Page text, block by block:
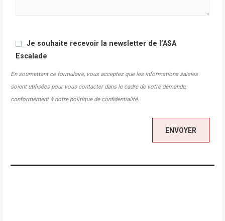
Je souhaite recevoir la newsletter de l’ASA
Escalade
En soumettant ce formulaire, vous acceptez que les informations saisies
soient utilisées pour vous contacter dans le cadre de votre demande,
conformément à notre politique de confidentialité.